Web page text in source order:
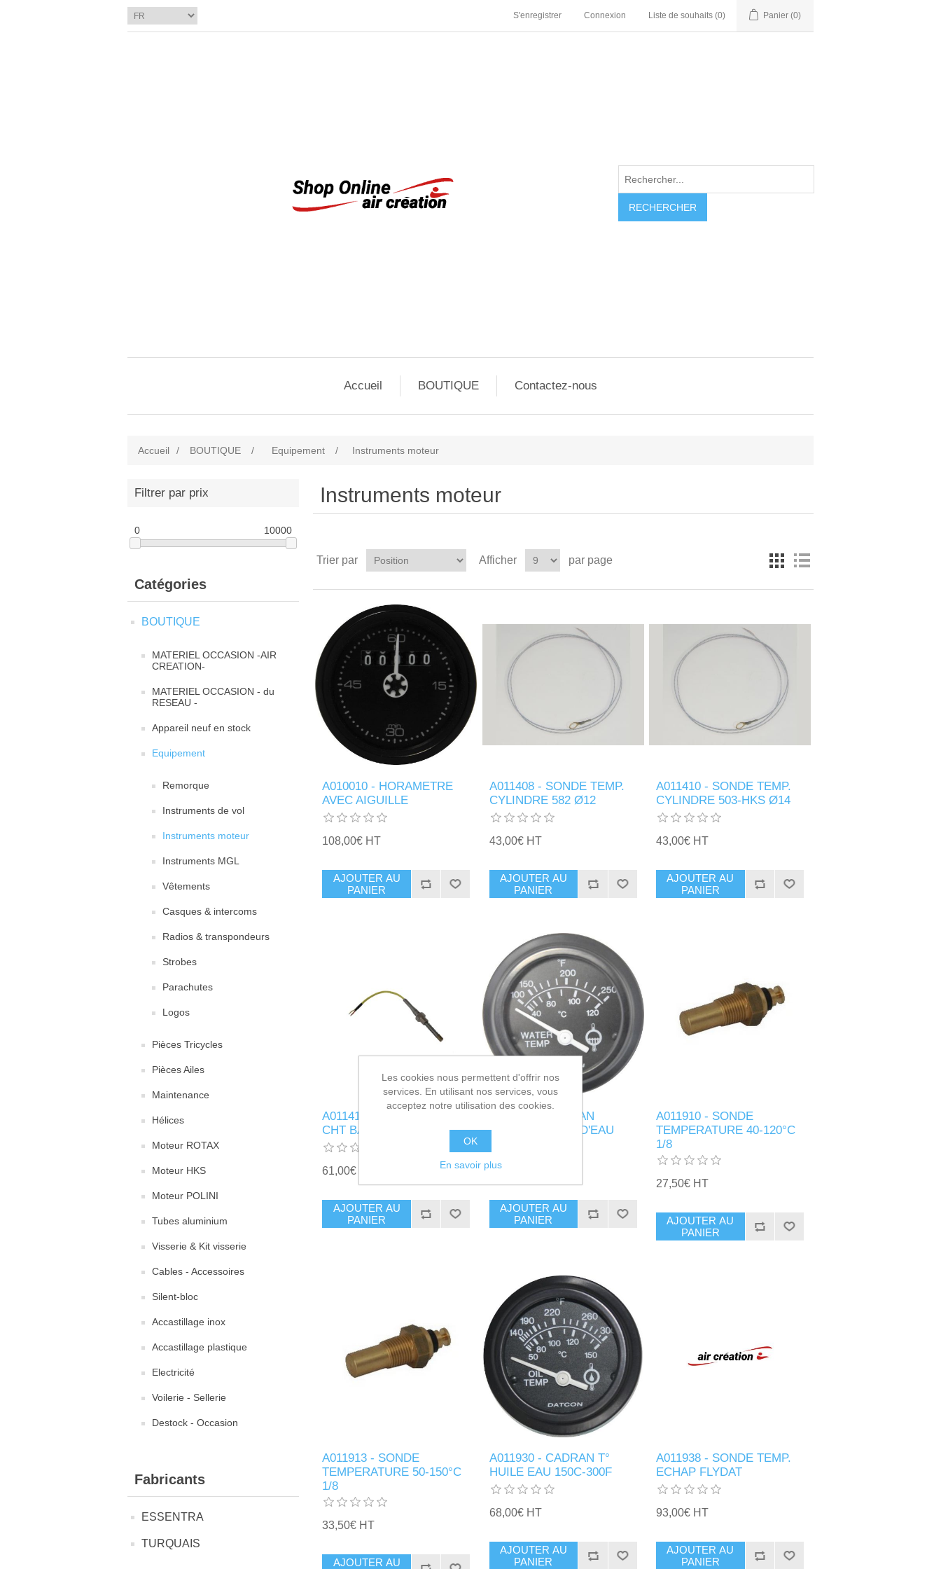
S'enregistrer Connexion Liste de souhaits (0) Panier (0)
RECHERCHER
Accueil BOUTIQUE Contactez-nous
Accueil / BOUTIQUE / Equipement / Instruments moteur
Filtrer par prix
0 10000
Catégories
BOUTIQUE
MATERIEL OCCASION -AIR
CREATION-
MATERIEL OCCASION - du
RESEAU -
Appareil neuf en stock
Equipement
Remorque
Instruments de vol
Instruments moteur
Instruments MGL
Vêtements
Casques & intercoms
Radios & transpondeurs
Strobes
Parachutes
Logos
Pièces Tricycles
Pièces Ailes
Maintenance
Hélices
Moteur ROTAX
Moteur HKS
Moteur POLINI
Tubes aluminium
Visserie & Kit visserie
Cables - Accessoires
Silent-bloc
Accastillage inox
Accastillage plastique
Electricité
Voilerie - Sellerie
Destock - Occasion
Fabricants
ESSENTRA
TURQUAIS
Instruments moteur
Trier par Afficher par page
A010010 - HORAMETRE
AVEC AIGUILLE
108,00€ HT
AJOUTER AU
PANIER
A011408 - SONDE TEMP.
CYLINDRE 582 Ø12
43,00€ HT
AJOUTER AU
PANIER
A011410 - SONDE TEMP.
CYLINDRE 503-HKS Ø14
43,00€ HT
AJOUTER AU
PANIER
A011412 - SONDE TEMP.
CHT BAYONETTE
61,00€ HT
AJOUTER AU
PANIER
A011908 - CADRAN
TEMPERATURE D'EAU
53,00€ HT
AJOUTER AU
PANIER
A011910 - SONDE
TEMPERATURE 40-120°C
1/8
27,50€ HT
AJOUTER AU
PANIER
A011913 - SONDE
TEMPERATURE 50-150°C
1/8
33,50€ HT
AJOUTER AU
A011930 - CADRAN T°
HUILE EAU 150C-300F
68,00€ HT
AJOUTER AU
PANIER
A011938 - SONDE TEMP.
ECHAP FLYDAT
93,00€ HT
AJOUTER AU
PANIER
Les cookies nous permettent d'offrir nos
services. En utilisant nos services, vous
acceptez notre utilisation des cookies.
OK
En savoir plus